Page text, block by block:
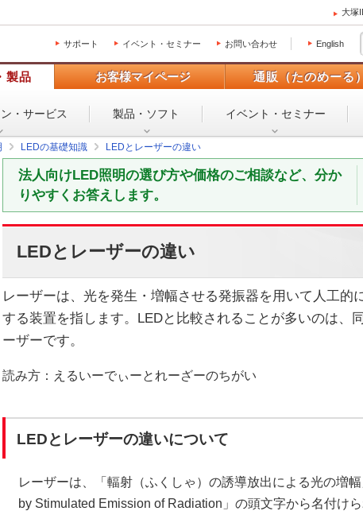
大塚
サポート イベント・セミナー お問い合わせ English
製品 お客様マイページ 通販（たのめーる）
・ サービス 製品・ソフト イベント・ セミナー
LEDの基礎知識 LEDとレーザーの違い
法人向けLED照明の選び方や価格のご相談など、分か
りやすくお答えします。
LEDとレーザーの違い
レーザーは、光を発生・増幅させる発振器を用いて人工的
する装置を指します。LEDと比較されることが多いのは、
ーザーです。
読み方：えるいーでぃーとれーざーのちがい
LEDとレーザーの違いについて
レーザーは、「輻射（ふくしゃ）の誘導放出による光の増
by Stimulated Emission of Radiation」の頭文字から名付け